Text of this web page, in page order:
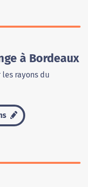
à Bordeaux
rayons du